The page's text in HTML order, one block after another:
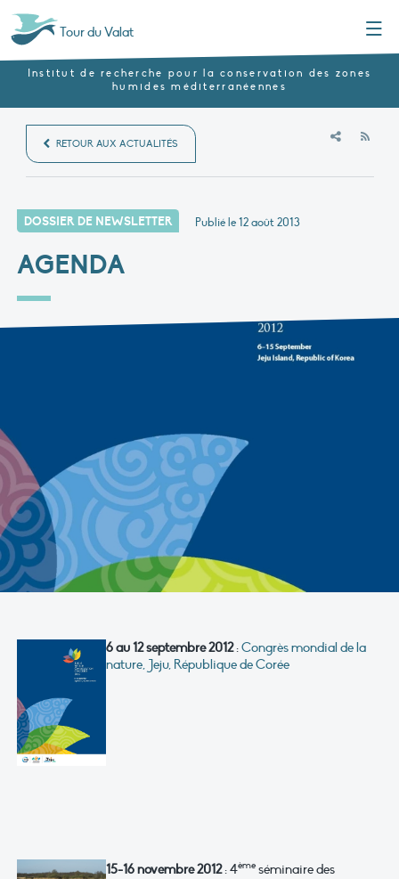
Tour du Valat
Institut de recherche pour la conservation des zones
humides méditerranéennes
RETOUR AUX ACTUALITÉS
DOSSIER DE NEWSLETTER Publié le12 août 2013
AGENDA
6 au 12 septembre 2012:Congrès mondial de la
nature, Jeju, République de Corée
15-16 novembre 2012: 4èmeséminaire des